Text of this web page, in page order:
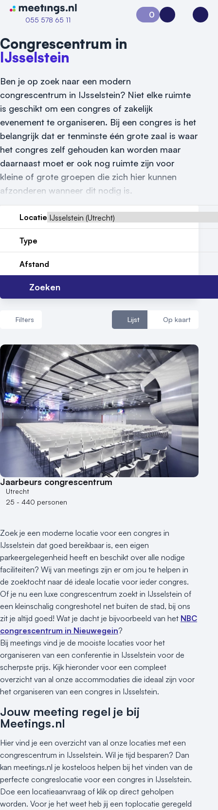
Naar home van Meetings
055 578 65 11
Vraag locatie aan
Locatiegids
Meld locatie aan
Reviews (5⭐️)
Contact
0
Aanvraag 0Inloggen
Congrescentrum in
IJsselstein
Ben je op zoek naar een modern
congrescentrum in IJsselstein? Niet elke ruimte
is geschikt om een congres of zakelijk
evenement te organiseren. Bij een congres is het
belangrijk dat er tenminste één grote zaal is waar
het congres zelf gehouden kan worden maar
daarnaast moet er ook nog ruimte zijn voor
kleine of grote groepen die zich hier kunnen
afzonderen wanneer dit nodig is.
Locatie
Type
Afstand
Zoeken
Filters Lijst Op kaart
Aantal zalen
1 - 5 zalen
6 - 10 zalen
10 of meer zalen
Aantal personen
1 - 50 personen
50 - 100 personen
100 - 250 personen
250 - 500 personen
500+ personen
Bijzondere locaties
Duurzame locatie
Groene locatie
Heisessie
Hotel
Hybride events
Industriële locatie
Kasteel en landgoed
Kleine / intieme locatie
Locaties aan zee
Museum
Theater
Varende locatie
Jaarbeurs congrescentrum
Utrecht
25 - 440 personen
Zoek je een moderne locatie voor een congres in
IJsselstein dat goed bereikbaar is, een eigen
parkeergelegenheid heeft en beschikt over alle nodige
faciliteiten? Wij van meetings zijn er om jou te helpen in
de zoektocht naar dé ideale locatie voor ieder congres.
Of je nu een luxe congrescentrum zoekt in IJsselstein of
een kleinschalig congreshotel net buiten de stad, bij ons
zit je altijd goed! Wat je dacht je bijvoorbeeld van het NBC
congrescentrum in Nieuwegein?
Bij meetings vind je de mooiste locaties voor het
organiseren van een conferentie in IJsselstein voor de
scherpste prijs. Kijk hieronder voor een compleet
overzicht van al onze accommodaties die ideaal zijn voor
het organiseren van een congres in IJsselstein.
Jouw meeting regel je bij
Meetings.nl
Hier vind je een overzicht van al onze locaties met een
congrescentrum in IJsselstein. Wil je tijd besparen? Dan
kan meetings.nl je kosteloos helpen bij het vinden van de
perfecte congreslocatie voor een congres in IJsselstein.
Doe een locatieaanvraag of klik op direct geholpen
worden. Voor je het weet heb jij een toplocatie geregeld